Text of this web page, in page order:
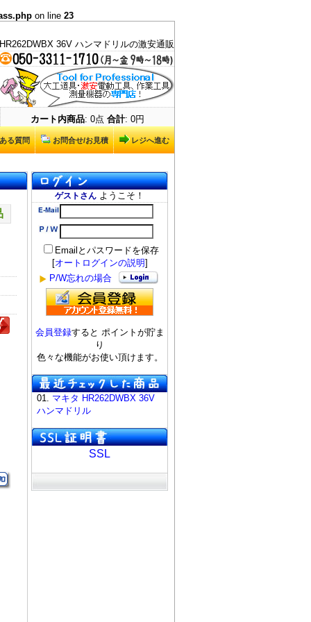
on line 23
36V ハンマドリルの激安通販
カート内商品: 0点 合計: 0円
レジへ進む
お問合せ/お見積
る質問
ゲストさん ようこそ！
Emailとパスワードを保存
[オートログインの説明]
P/W忘れの場合
会員登録すると ポイントが貯ま
り
色々な機能がお使い頂けます。
01. マキタ HR262DWBX 36V
ハンマドリル
SSL